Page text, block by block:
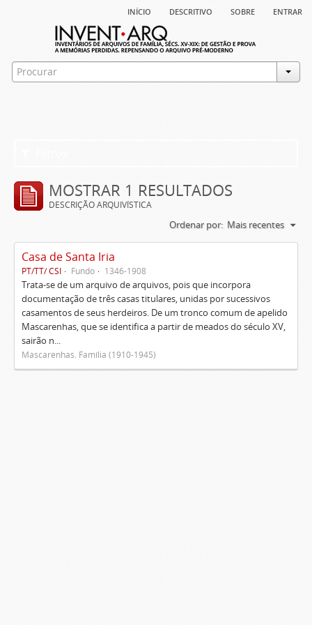
início descritivo sobre entrar
MOSTRAR 1 RESULTADOS
DESCRIÇÃO ARQUIVÍSTICA
Ordenar por: Mais recentes
Casa de Santa Iria
PT/TT/ CSI Fundo 1346-1908
Trata-se de um arquivo de arquivos, pois que incorpora
documentação de três casas titulares, unidas por sucessivos
casamentos de seus herdeiros. De um tronco comum de apelido
Mascarenhas, que se identifica a partir de meados do século XV,
sairão n...
Mascarenhas. Família (1910-1945)